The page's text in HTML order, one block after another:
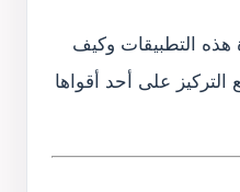
التطبيقات وكيف
التركيز على أحد أقواها